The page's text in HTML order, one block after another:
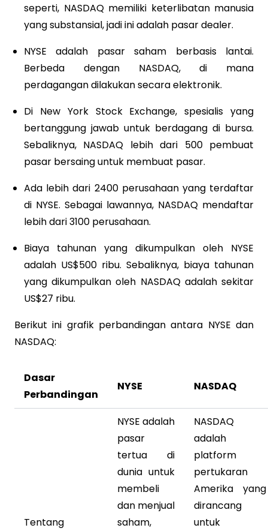
seperti, NASDAQ memiliki keterlibatan manusia
yang substansial, jadi ini adalah pasar dealer.
NYSE adalah pasar saham berbasis lantai.
Berbeda dengan NASDAQ, di mana
perdagangan dilakukan secara elektronik.
Di New York Stock Exchange, spesialis yang
bertanggung jawab untuk berdagang di bursa.
Sebaliknya, NASDAQ lebih dari 500 pembuat
pasar bersaing untuk membuat pasar.
Ada lebih dari 2400 perusahaan yang terdaftar
di NYSE. Sebagai lawannya, NASDAQ mendaftar
lebih dari 3100 perusahaan.
Biaya tahunan yang dikumpulkan oleh NYSE
adalah US$500 ribu. Sebaliknya, biaya tahunan
yang dikumpulkan oleh NASDAQ adalah sekitar
US$27 ribu.
Berikut ini grafik perbandingan antara NYSE dan
NASDAQ:
Dasar
Perbandingan
NYSE NASDAQ
Tentang
NYSE adalah
pasar
tertua di
dunia untuk
membeli
dan menjual
saham,
NASDAQ
adalah
platform
pertukaran
Amerika yang
dirancang
untuk